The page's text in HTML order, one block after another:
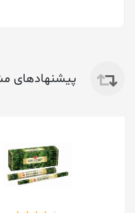
پیشنهادهای